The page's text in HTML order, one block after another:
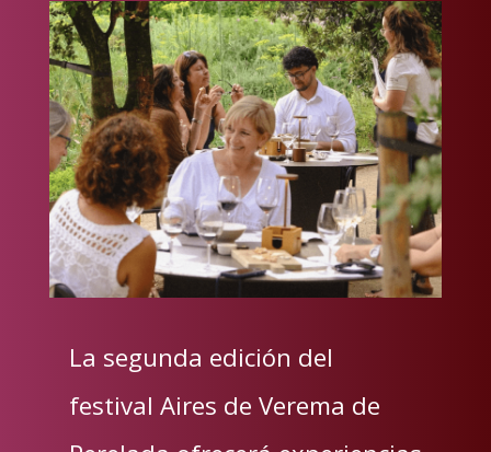
La segunda edición del
festival Aires de Verema de